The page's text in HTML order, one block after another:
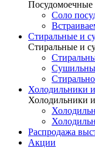
Соло
Стиральные и
Стиральные и
Холодильники
Холодильники
Распродажа
Акции